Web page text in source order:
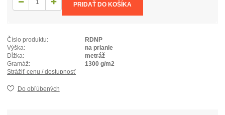
PRIDAŤ DO KOŠÍKA
Číslo produktu:
RDNP
Výška:
na prianie
Dĺžka:
metráž
Gramáž:
1300 g/m2
Strážiť cenu / dostupnosť
Do obľúbených